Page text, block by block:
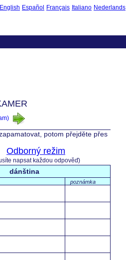
English Español Français Italiano Nederlands
potom přejděte přes
Odborný režim
napsat každou odpověď)
dánština
poznámka